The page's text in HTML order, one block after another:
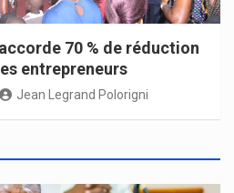
70 % de réduction
entrepreneurs
Jean Legrand Polorigni